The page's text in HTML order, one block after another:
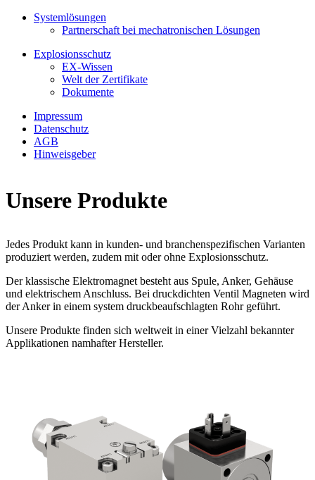
Systemlösungen
Partnerschaft bei mechatronischen Lösungen
Explosionsschutz
EX-Wissen
Welt der Zertifikate
Dokumente
Impressum
Datenschutz
AGB
Hinweisgeber
Unsere Produkte
Jedes Produkt kann in kunden- und branchenspezifischen Varianten
produziert werden, zudem mit oder ohne Explosionsschutz.
Der klassische Elektromagnet besteht aus Spule, Anker, Gehäuse
und elektrischem Anschluss. Bei druckdichten Ventil Magneten wird
der Anker in einem system druckbeaufschlagten Rohr geführt.
Unsere Produkte finden sich weltweit in einer Vielzahl bekannter
Applikationen namhafter Hersteller.